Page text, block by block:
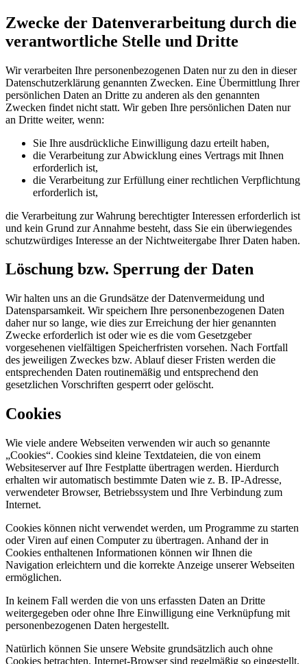
Zwecke der Datenverarbeitung durch die
verantwortliche Stelle und Dritte
Wir verarbeiten Ihre personenbezogenen Daten nur zu den in dieser
Datenschutzerklärung genannten Zwecken. Eine Übermittlung Ihrer
persönlichen Daten an Dritte zu anderen als den genannten
Zwecken findet nicht statt. Wir geben Ihre persönlichen Daten nur
an Dritte weiter, wenn:
Sie Ihre ausdrückliche Einwilligung dazu erteilt haben,
die Verarbeitung zur Abwicklung eines Vertrags mit Ihnen
erforderlich ist,
die Verarbeitung zur Erfüllung einer rechtlichen Verpflichtung
erforderlich ist,
die Verarbeitung zur Wahrung berechtigter Interessen erforderlich ist
und kein Grund zur Annahme besteht, dass Sie ein überwiegendes
schutzwürdiges Interesse an der Nichtweitergabe Ihrer Daten haben.
Löschung bzw. Sperrung der Daten
Wir halten uns an die Grundsätze der Datenvermeidung und
Datensparsamkeit. Wir speichern Ihre personenbezogenen Daten
daher nur so lange, wie dies zur Erreichung der hier genannten
Zwecke erforderlich ist oder wie es die vom Gesetzgeber
vorgesehenen vielfältigen Speicherfristen vorsehen. Nach Fortfall
des jeweiligen Zweckes bzw. Ablauf dieser Fristen werden die
entsprechenden Daten routinemäßig und entsprechend den
gesetzlichen Vorschriften gesperrt oder gelöscht.
Cookies
Wie viele andere Webseiten verwenden wir auch so genannte
„Cookies“. Cookies sind kleine Textdateien, die von einem
Websiteserver auf Ihre Festplatte übertragen werden. Hierdurch
erhalten wir automatisch bestimmte Daten wie z. B. IP-Adresse,
verwendeter Browser, Betriebssystem und Ihre Verbindung zum
Internet.
Cookies können nicht verwendet werden, um Programme zu starten
oder Viren auf einen Computer zu übertragen. Anhand der in
Cookies enthaltenen Informationen können wir Ihnen die
Navigation erleichtern und die korrekte Anzeige unserer Webseiten
ermöglichen.
In keinem Fall werden die von uns erfassten Daten an Dritte
weitergegeben oder ohne Ihre Einwilligung eine Verknüpfung mit
personenbezogenen Daten hergestellt.
Natürlich können Sie unsere Website grundsätzlich auch ohne
Cookies betrachten. Internet-Browser sind regelmäßig so eingestellt,